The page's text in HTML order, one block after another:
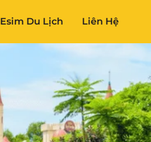
Esim Du Lịch Liên Hệ